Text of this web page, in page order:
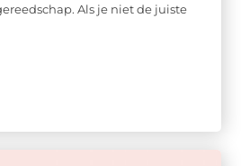
Als je niet de juiste